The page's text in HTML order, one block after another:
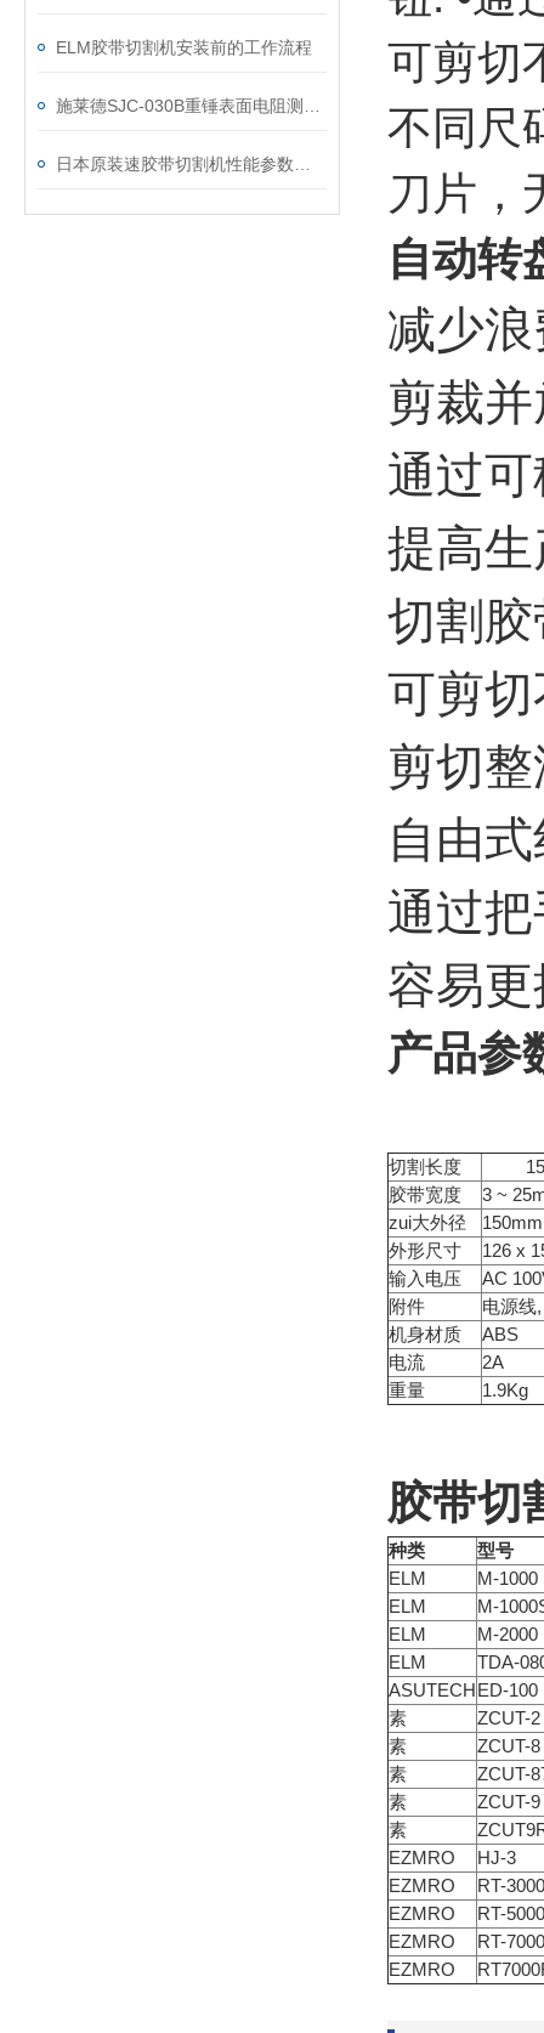
ELM胶带切割机安装前的工作流程
可剪切
不同尺
刀片，
自动转
减少
剪裁
通过
提高
切割
可剪
剪切
自由
通过
容易
产品参
切割长度
15
胶带宽度
3 ~
zui大外径
150mm
外形尺寸
126 x
输入电压
AC
附件
电源线
机身材质
ABS
电流
2A
重量
1.9Kg
胶带切
种类
型号
ELM
M-1000
ELM
M-
ELM
M-2000
ELM
TDA-
ASUTECHED-100
素
ZCUT-2
素
ZCUT-8
素
ZCUT-
素
ZCUT-9
素
EZMRO
HJ-3
EZMRO
RT-3000
EZMRO
RT-5000
EZMRO
RT-7000
EZMRO